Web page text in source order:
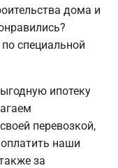
дома и
специальной
ипотеку
перевозкой,
наши
за